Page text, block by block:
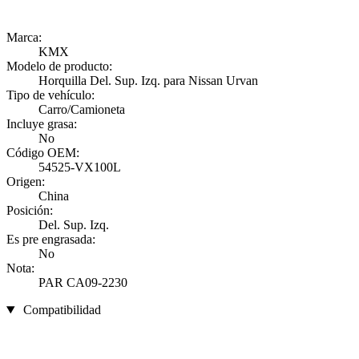
Marca:
KMX
Modelo de producto:
Horquilla Del. Sup. Izq. para Nissan Urvan
Tipo de vehículo:
Carro/Camioneta
Incluye grasa:
No
Código OEM:
54525-VX100L
Origen:
China
Posición:
Del. Sup. Izq.
Es pre engrasada:
No
Nota:
PAR CA09-2230
Compatibilidad